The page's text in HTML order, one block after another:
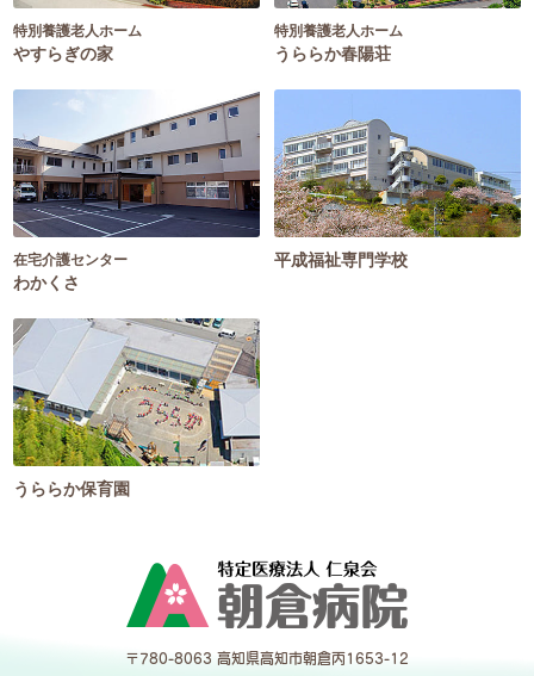
特別養護老人ホーム
やすらぎの家
特別養護老人ホーム
うららか春陽荘
在宅介護センター
わかくさ
平成福祉専門学校
うららか保育園
〒780-8063 高知県高知市朝倉丙1653-12